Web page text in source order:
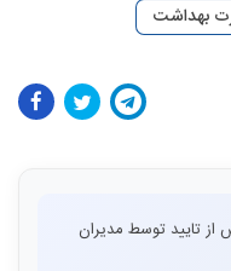
بهداشت
تایید توسط مدیران